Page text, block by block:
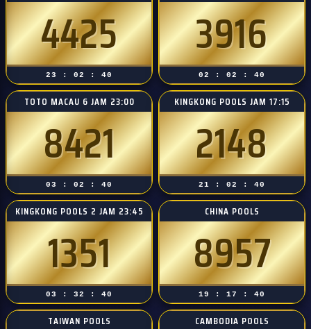
4425
23 : 02 : 39
3916
02 : 02 : 39
TOTO MACAU 6 JAM 23:00
8421
03 : 02 : 39
KINGKONG POOLS JAM 17:15
2148
21 : 02 : 39
KINGKONG POOLS 2 JAM 23:45
1351
03 : 32 : 39
CHINA POOLS
8957
19 : 17 : 39
TAIWAN POOLS CAMBODIA POOLS